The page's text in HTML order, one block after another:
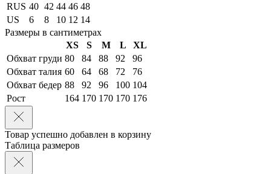
RUS 40 42 44 46 48
US
6 8 10 12 14
Размеры в сантиметрах
XS
S M L
XL
Обхват груди 80 84 88 92
96
Обхват талия 60 64 68 72
76
Обхват бедер 88 92 96 100 104
Рост
164 170 170 170 176
Товар успешно добавлен в корзину
Таблица размеров